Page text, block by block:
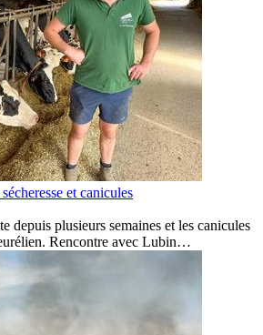
et canicules
depuis plusieurs semaines et les canicules
Rencontre avec Lubin…